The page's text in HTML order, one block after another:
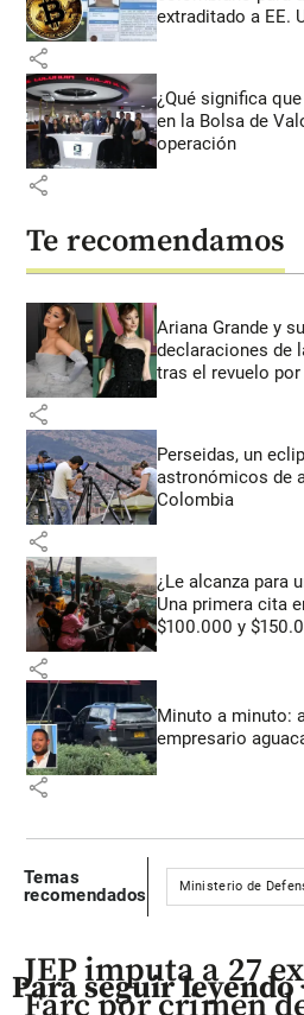
extraditado a EE.
share
¿Qué significa
en la Bolsa de
operación
share
Te recomendamos
Ariana Grande y
declaraciones de
tras el revuelo por
share
Perseidas, un
astronómicos de
Colombia
share
¿Le alcanza para
Una primera cita
$100.000 y
share
Minuto a minuto:
empresario
share
Temas
recomendados
Ministerio de
Para seguir leyendo
JEP imputa a 27
Farc por crimen